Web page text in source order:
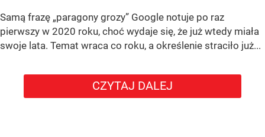
Samą frazę „paragony grozy” Google notuje po raz
pierwszy w 2020 roku, choć wydaje się, że już wtedy miała
swoje lata. Temat wraca co roku, a określenie straciło już...
CZYTAJ DALEJ